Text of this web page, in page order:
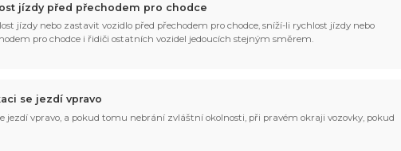
jízdy před přechodem pro chodce
jízdy nebo zastavit vozidlo před přechodem pro chodce, sníží-li rychlost jízdy nebo
pro chodce i řidiči ostatních vozidel jedoucích stejným směrem.
se jezdí vpravo
jezdí vpravo, a pokud tomu nebrání zvláštní okolnosti, při pravém okraji vozovky, pokud